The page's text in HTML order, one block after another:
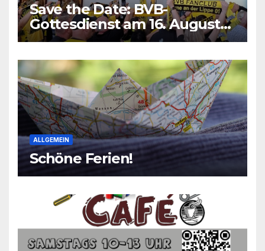
Save the Date: BVB-
Gottesdienst am 16. August
2026
ALLGEMEIN
Schöne Ferien!